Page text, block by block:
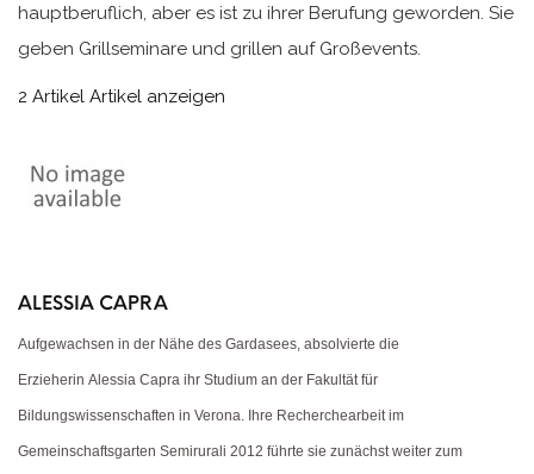
hauptberuflich, aber es ist zu ihrer Berufung geworden. Sie
geben Grillseminare und grillen auf Großevents.
2 Artikel Artikel anzeigen
ALESSIA CAPRA
Aufgewachsen in der Nähe des Gardasees, absolvierte die
Erzieherin Alessia Capra ihr Studium an der Fakultät für
Bildungswissenschaften in Verona. Ihre Recherchearbeit im
Gemeinschaftsgarten Semirurali 2012 führte sie zunächst weiter zum